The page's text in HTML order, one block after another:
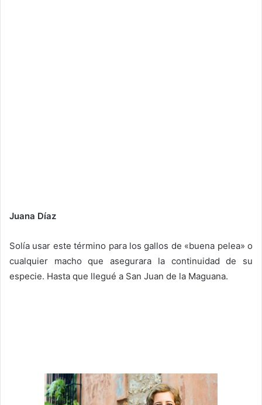
Juana Díaz
Solía usar este término para los gallos de «buena pelea» o
cualquier macho que asegurara la continuidad de su
especie. Hasta que llegué a San Juan de la Maguana.